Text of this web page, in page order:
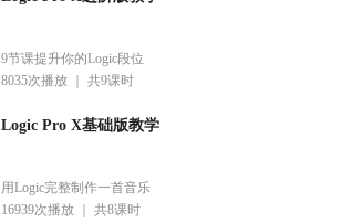
9节课提升你的Logic段位
8035次播放 ｜ 共9课时
Logic Pro X基础版教学
用Logic完整制作一首音乐
16939次播放 ｜ 共8课时